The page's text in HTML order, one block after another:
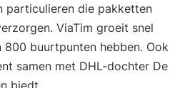
particulieren die pakketten
ViaTim groeit snel
buurtpunten hebben. Ook
samen met DHL-dochter De
biedt.